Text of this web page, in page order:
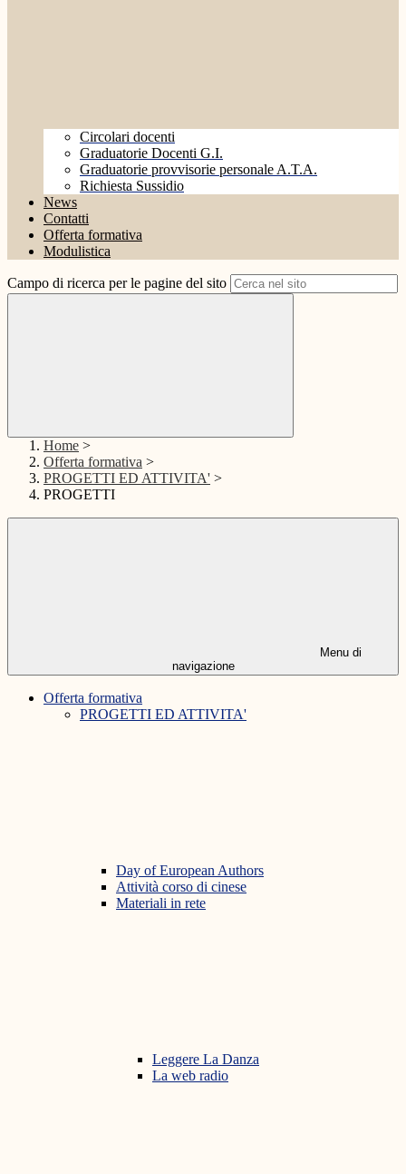
Circolari docenti
Graduatorie Docenti G.I.
Graduatorie provvisorie personale A.T.A.
Richiesta Sussidio
News
Contatti
Offerta formativa
Modulistica
Campo di ricerca per le pagine del sito
Home >
Offerta formativa >
PROGETTI ED ATTIVITA' >
PROGETTI
Menu di
navigazione
Offerta formativa
PROGETTI ED ATTIVITA'
Day of European Authors
Attività corso di cinese
Materiali in rete
Leggere La Danza
La web radio